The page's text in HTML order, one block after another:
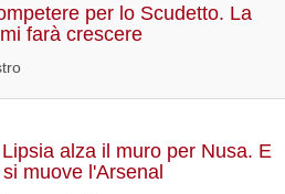
per lo Scudetto. La
farà crescere
alza il muro per Nusa. E
muove l'Arsenal